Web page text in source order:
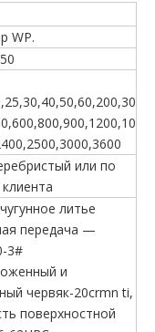
WP.
или по
литье
передача —
3#
и
червяк-20crmn ti,
поверхностной